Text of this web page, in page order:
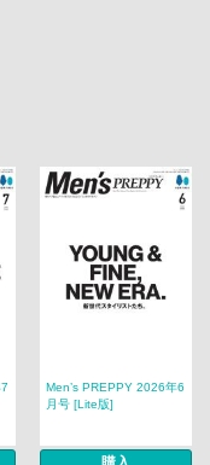
Men’s PREPPY 2026年6
月号 [Lite版]